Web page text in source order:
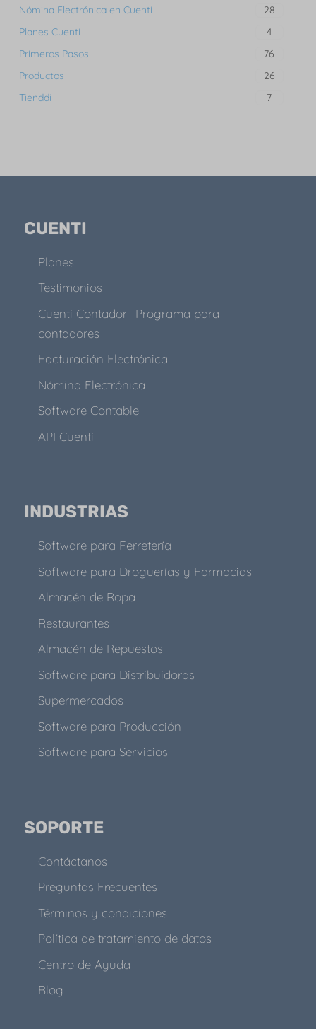
Nómina Electrónica en Cuenti
28
Planes Cuenti
4
Primeros Pasos
76
Productos
26
Tienddi
7
CUENTI
Planes
Testimonios
Cuenti Contador- Programa para
contadores
Facturación Electrónica
Nómina Electrónica
Software Contable
API Cuenti
INDUSTRIAS
Software para Ferretería
Software para Droguerías y Farmacias
Almacén de Ropa
Restaurantes
Almacén de Repuestos
Software para Distribuidoras
Supermercados
Software para Producción
Software para Servicios
SOPORTE
Contáctanos
Preguntas Frecuentes
Términos y condiciones
Política de tratamiento de datos
Centro de Ayuda
Blog